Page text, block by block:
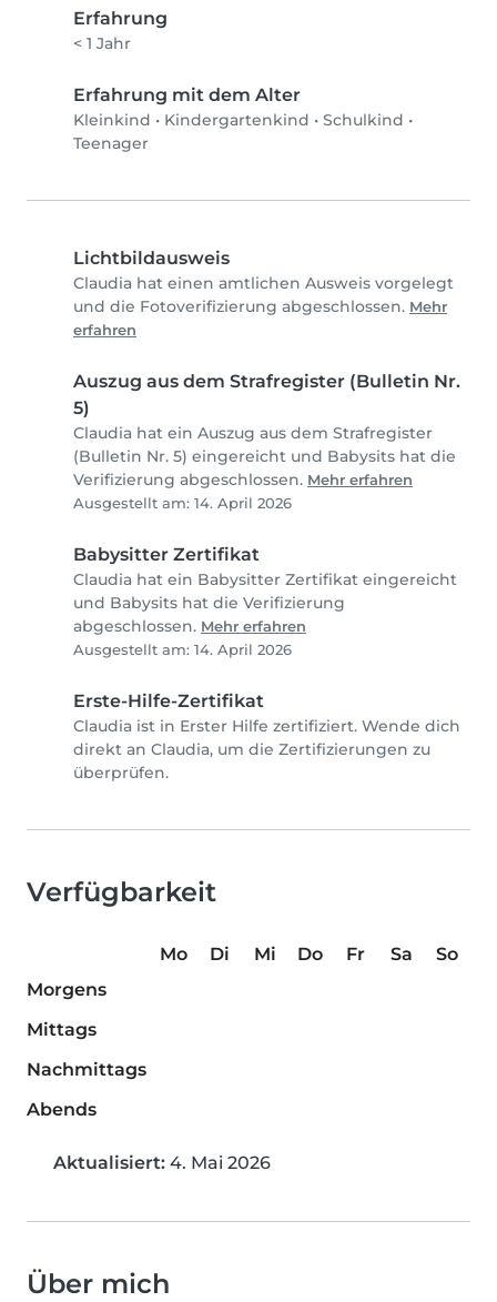
Erfahrung
< 1 Jahr
Erfahrung mit dem Alter
Kleinkind • Kindergartenkind • Schulkind •
Teenager
Lichtbildausweis
Claudia hat einen amtlichen Ausweis vorgelegt
und die Fotoverifizierung abgeschlossen. Mehr
erfahren
Auszug aus dem Strafregister (Bulletin Nr.
5)
Claudia hat ein Auszug aus dem Strafregister
(Bulletin Nr. 5) eingereicht und Babysits hat die
Verifizierung abgeschlossen. Mehr erfahren
Ausgestellt am: 14. April 2026
Babysitter Zertifikat
Claudia hat ein Babysitter Zertifikat eingereicht
und Babysits hat die Verifizierung
abgeschlossen. Mehr erfahren
Ausgestellt am: 14. April 2026
Erste-Hilfe-Zertifikat
Claudia ist in Erster Hilfe zertifiziert. Wende dich
direkt an Claudia, um die Zertifizierungen zu
überprüfen.
Verfügbarkeit
Mo Di Mi Do Fr Sa
So
Morgens
Mittags
Nachmittags
Abends
Aktualisiert: 4. Mai 2026
Über mich